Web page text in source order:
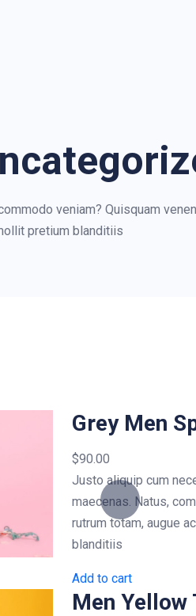
veniam? Quisquam
pretium blanditiis
Grey Men
$90.00
Justo aliquip cum
maecenas. Natus,
rutrum totam, augue
blanditiis
Add to cart
Men Yellow